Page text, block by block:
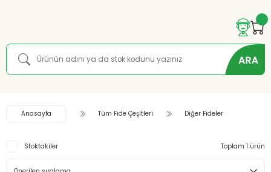
Anasayfa Tüm Fide Çeşitleri Diğer Fideler
Stoktakiler Toplam 1 ürün